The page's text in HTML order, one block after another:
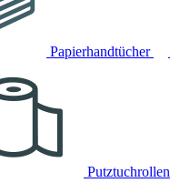
Papierhandtücher
Putztuchrollen